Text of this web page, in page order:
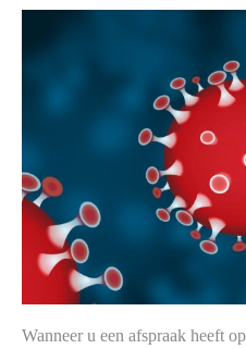
Wanneer u een afspraak heeft